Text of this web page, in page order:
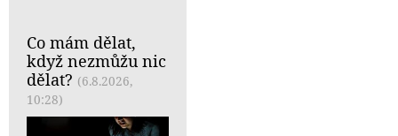
Co mám dělat,
když nezmůžu nic
dělat? (6.8.2026,
10:28)